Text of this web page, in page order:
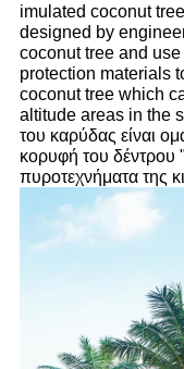
imulated coconut
designed by
coconut tree and
protection materials
coconut tree which
altitude areas in the
του καρύδας είναι
κορυφή του δέντρου
πυροτεχνήματα της